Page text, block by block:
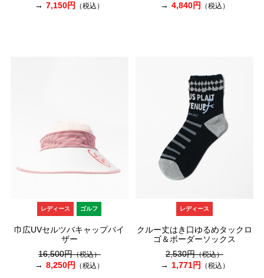
7,150円 （税込） 4,840円 （税込）
レディース ゴルフ
巾広UVセルツバキャップバイ
ザー
16,500円（税込）
8,250円 （税込）
レディース
クルー丈はき口ゆるめタックロ
ゴ＆ボーダーソックス
2,530円（税込）
1,771円 （税込）